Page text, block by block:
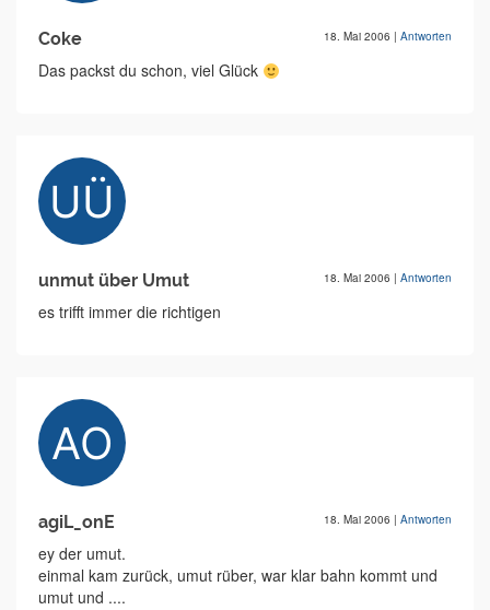
Coke 18. Mai 2006 | Antworten
Das packst du schon, viel Glück
unmut über Umut 18. Mai 2006 | Antworten
es trifft immer die richtigen
agiL_onE 18. Mai 2006 | Antworten
ey der umut.
einmal kam zurück, umut rüber, war klar bahn kommt und
umut und ....